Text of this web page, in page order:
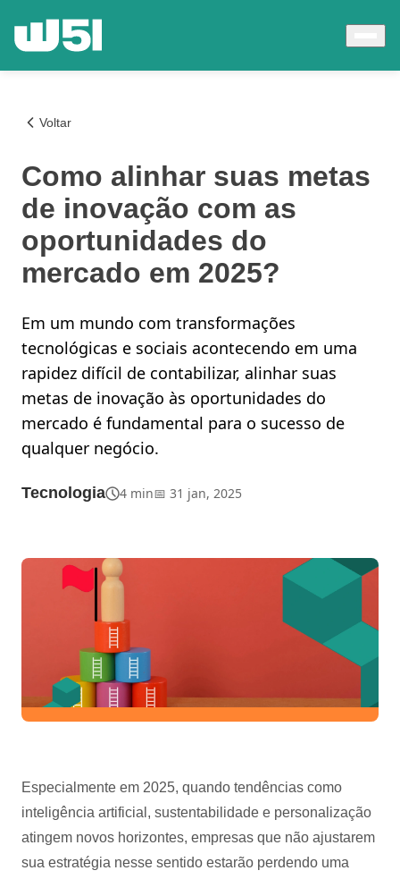
Voltar
Como alinhar suas metas
de inovação com as
oportunidades do
mercado em 2025?
Em um mundo com transformações
tecnológicas e sociais acontecendo em uma
rapidez difícil de contabilizar, alinhar suas
metas de inovação às oportunidades do
mercado é fundamental para o sucesso de
qualquer negócio.
Tecnologia 4 min📅 31 jan, 2025
Especialmente em 2025, quando tendências como
inteligência artificial, sustentabilidade e personalização
atingem novos horizontes, empresas que não ajustarem
sua estratégia nesse sentido estarão perdendo uma